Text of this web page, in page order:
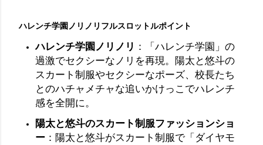
ハレンチ学園ノリノリフルスロットルポイント
ハレンチ学園ノリノリ ：「ハレンチ学園」の
過激でセクシーなノリを再現。陽太と悠斗の
スカート制服やセクシーなポーズ、校長たち
とのハチャメチャな追いかけっこでハレンチ
感を全開に。
陽太と悠斗のスカート制服ファッションショ
ー ：陽太と悠斗がスカート制服で「ダイヤモ